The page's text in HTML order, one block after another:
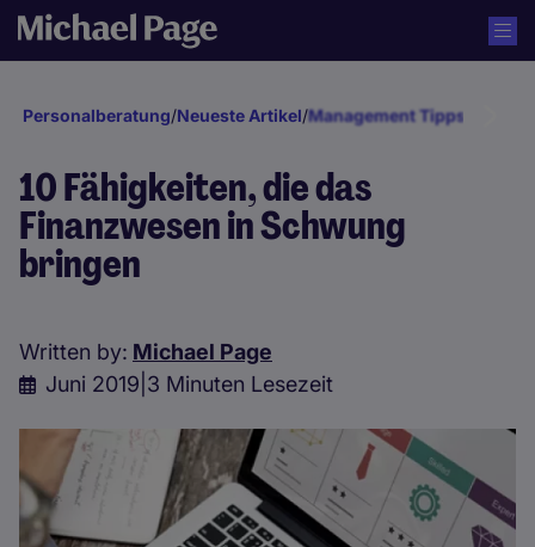
Personalberatung/Neueste Artikel/Management Tipps
10 Fähigkeiten, die das
Finanzwesen in Schwung
bringen
Written by: Michael Page
Juni 2019 3 Minuten Lesezeit